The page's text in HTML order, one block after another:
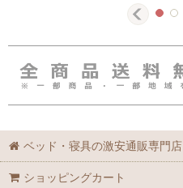
ベッド・寝具の激安通販専門店
ショッピングカート